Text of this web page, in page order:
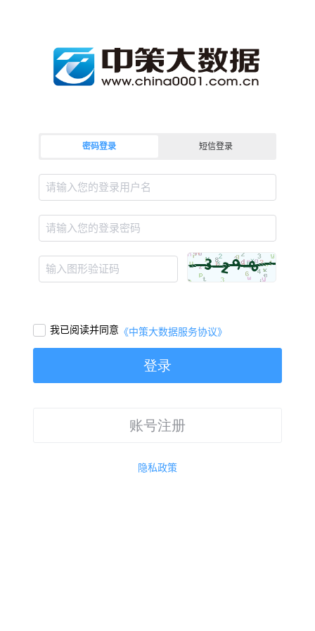
密码登录 短信登录
请输入您的登录用户名
请输入您的登录密码
输入图形验证码
我已阅读并同意 《中策大数据服务协议》
登录
账号注册
隐私政策